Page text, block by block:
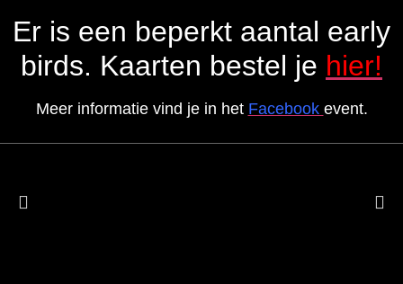
Er is een beperkt aantal early
birds. Kaarten bestel je hier!
Meer informatie vind je in het Facebook event.